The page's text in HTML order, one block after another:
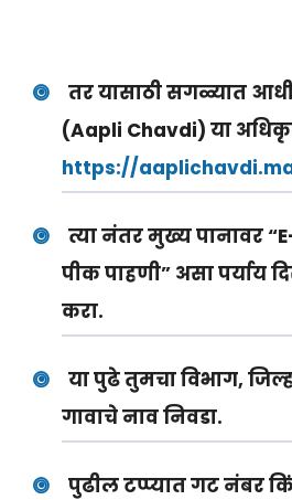
तर यासाठी सगळ्यात
(Aapli Chavdi) या
https://
त्या नंतर मुख्य पानावर
पीक पाहणी”असा पर्याय
करा.
या पुढेतुमचा विभाग,
गावाचे नावनिवडा.
पुढील टप्प्यातगट नंबर